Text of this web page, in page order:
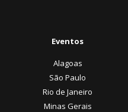
Eventos
Alagoas
São Paulo
Rio de Janeiro
Minas Gerais